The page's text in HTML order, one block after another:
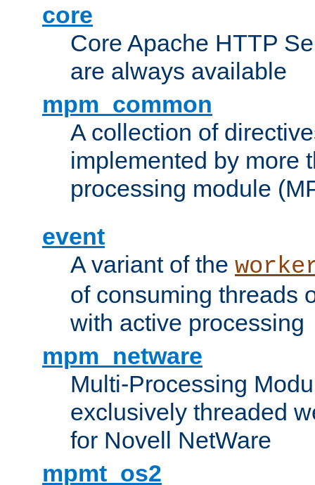
core
Core Apache HTTP
are always available
mpm_common
A collection of
implemented by more
processing module
event
A variant of the
of consuming threads
with active processing
mpm_netware
Multi-Processing
exclusively threaded
for Novell NetWare
mpmt_os2